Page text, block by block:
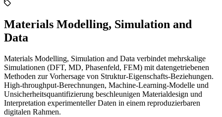
Materials Modelling, Simulation and
Data
Materials Modelling, Simulation and Data verbindet mehrskalige
Simulationen (DFT, MD, Phasenfeld, FEM) mit datengetriebenen
Methoden zur Vorhersage von Struktur‑Eigenschafts‑Beziehungen.
High‑throughput‑Berechnungen, Machine‑Learning‑Modelle und
Unsicherheitsquantifizierung beschleunigen Materialdesign und
Interpretation experimenteller Daten in einem reproduzierbaren
digitalen Rahmen.